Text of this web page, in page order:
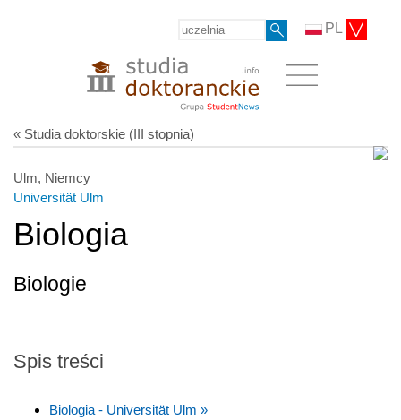
PL
« Studia doktorskie (III stopnia)
Ulm, Niemcy
Universität Ulm
Biologia
Biologie
Spis treści
Biologia - Universität Ulm »